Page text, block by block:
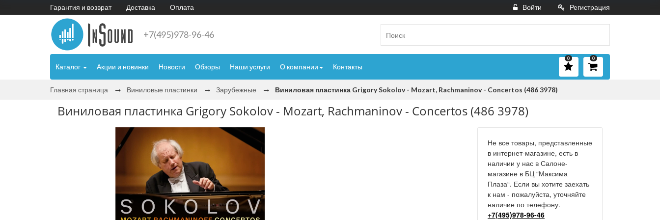
Гарантия и возврат Доставка Оплата Войти Регистрация
+7(495)978-96-46
Каталог Акции и новинки Новости Обзоры Наши услуги О компании Контакты
0
0
Главная страница Виниловые пластинки Зарубежные Виниловая пластинка Grigory Sokolov - Mozart, Rachmaninov - Concertos (486 3978)
Виниловая пластинка Grigory Sokolov - Mozart, Rachmaninov - Concertos (486 3978)
Не все товары, представленные
в интернет-магазине, есть в
наличии у нас в Салоне-
магазине в БЦ “Максима
Плаза“. Если вы хотите заехать
к нам - пожалуйста, уточняйте
наличие по телефону.
+7(495)978-96-46